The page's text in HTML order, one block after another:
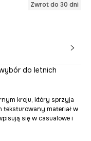
Zwrot do 30 dni
do letnich
kroju, który sprzyja
teksturowany materiał w
się w casualowe i